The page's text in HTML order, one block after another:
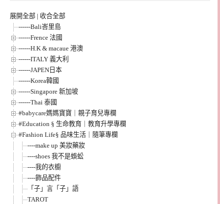
展開全部 | 收合全部
------Bali峇里島
------Frence 法國
------H.K & macaue 港澳
------ITALY 義大利
------JAPEN日本
------Korea韓國
------Singapore 新加坡
------Thai 泰國
#babycare媽媽寶寶｜親子育兒專欄
#Education § 生命教育｜教育升學專欄
#Fashion Life§ 品味生活｜隨筆專欄
----make up 美妝藥妝
----shoes 我不是蜈蚣
----我的衣櫥
----飾品配件
「子」言「子」語
TAROT